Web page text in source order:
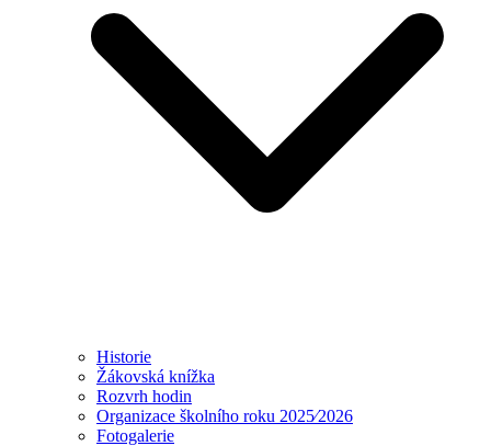
Historie
Žákovská knížka
Rozvrh hodin
Organizace školního roku 2025⁄2026
Fotogalerie